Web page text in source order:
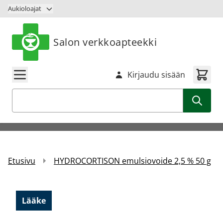
Siirry sisältöön
Aukioloajat
Salon verkkoapteekki
Kirjaudu sisään
Etusivu HYDROCORTISON emulsiovoide 2,5 % 50 g
Lääke